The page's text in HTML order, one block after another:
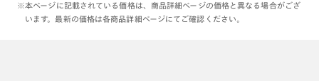
※本ページに記載されている価格は、商品詳細ページの価格と異なる場合がござ
います。最新の価格は各商品詳細ページにてご確認ください。